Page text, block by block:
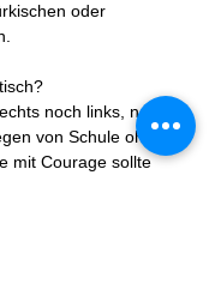
oder
noch links, noch in
von Schule ohne
mit Courage sollte